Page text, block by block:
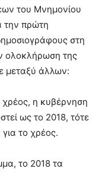
του Μνημονίου
την πρώτη
στη
ολοκλήρωση της
μεταξύ άλλων:
χρέος, η κυβέρνηση
ως το 2018, τότε
το χρέος.
το 2018 τα